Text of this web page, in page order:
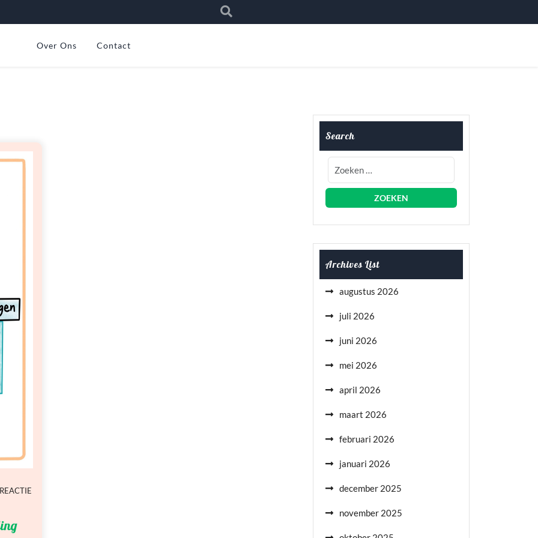
Over Ons Contact
Search
Archives List
augustus 2026
juli 2026
juni 2026
mei 2026
april 2026
maart 2026
februari 2026
januari 2026
december 2025
november 2025